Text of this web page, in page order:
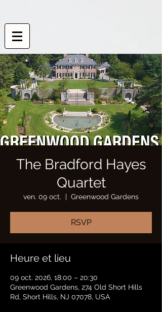
The Bradford Hayes
Quartet
ven. 09 oct.
  |
Greenwood Gardens
RSVP
Heure et lieu
09 oct. 2026, 18:00 – 20:30
Greenwood Gardens, 274 Old Short Hills
Rd, Short Hills, NJ 07078, USA